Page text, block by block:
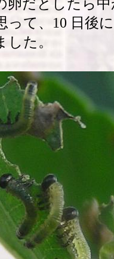
だとしたら
って、10 日後
た。